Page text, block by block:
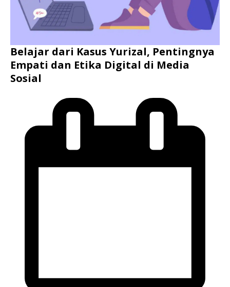
Belajar dari Kasus Yurizal, Pentingnya
Empati dan Etika Digital di Media
Sosial